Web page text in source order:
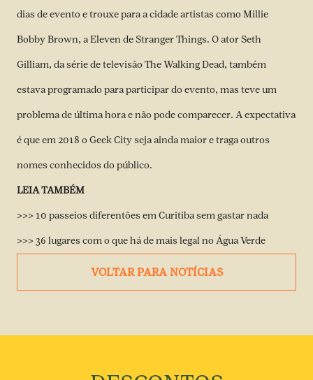
dias de evento e trouxe para a cidade artistas como Millie
Bobby Brown, a Eleven de Stranger Things. O ator Seth
Gilliam, da série de televisão The Walking Dead, também
estava programado para participar do evento, mas teve um
problema de última hora e não pode comparecer. A expectativa
é que em 2018 o Geek City seja ainda maior e traga outros
nomes conhecidos do público.
LEIA TAMBÉM
>>> 10 passeios diferentões em Curitiba sem gastar nada
>>> 36 lugares com o que há de mais legal no Água Verde
VOLTAR PARA NOTÍCIAS